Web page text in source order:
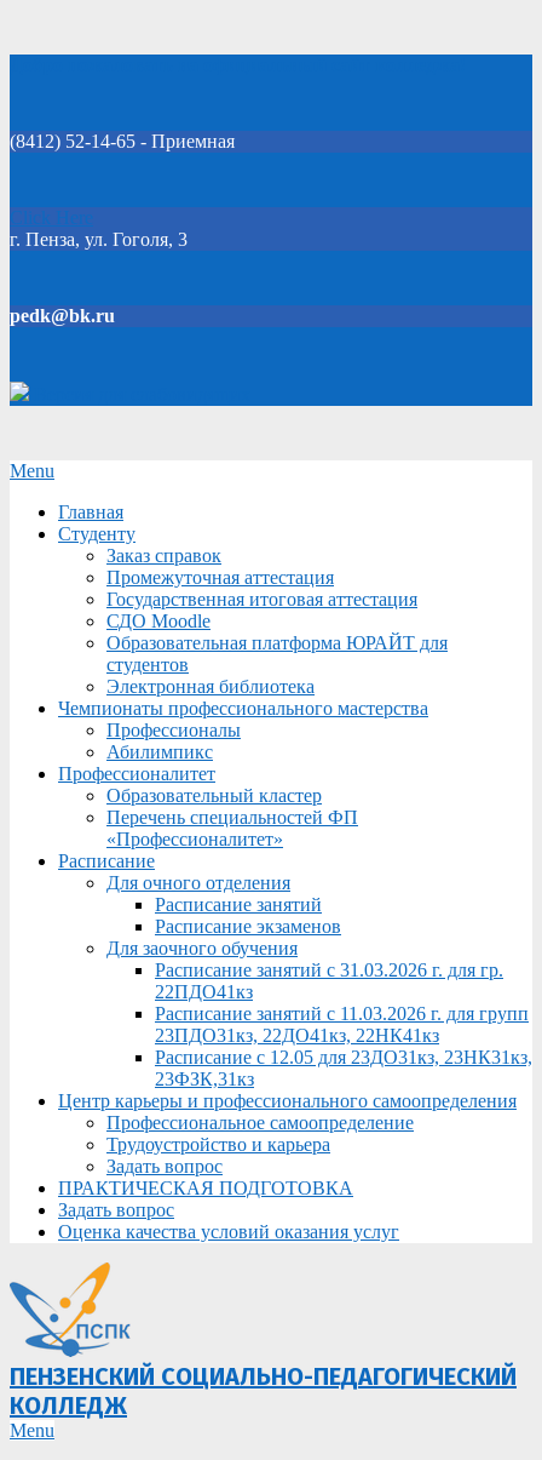
(8412) 52-14-65 - Приемная
Click Here
г. Пенза, ул. Гоголя, 3
pedk@bk.ru
Secondary
Menu
Menu
Главная
Студенту
Заказ справок
Промежуточная аттестация
Государственная итоговая аттестация
СДО Moodle
Образовательная платформа ЮРАЙТ для
студентов
Электронная библиотека
Чемпионаты профессионального мастерства
Профессионалы
Абилимпикс
Профессионалитет
Образовательный кластер
Перечень специальностей ФП
«Профессионалитет»
Расписание
Для очного отделения
Расписание занятий
Расписание экзаменов
Для заочного обучения
Расписание занятий с 31.03.2026 г. для гр.
22ПДО41кз
Расписание занятий с 11.03.2026 г. для групп
23ПДО31кз, 22ДО41кз, 22НК41кз
Расписание с 12.05 для 23ДО31кз, 23НК31кз,
23ФЗК,31кз
Центр карьеры и профессионального самоопределения
Профессиональное самоопределение
Трудоустройство и карьера
Задать вопрос
ПРАКТИЧЕСКАЯ ПОДГОТОВКА
Задать вопрос
Оценка качества условий оказания услуг
ПЕНЗЕНСКИЙ СОЦИАЛЬНО-ПЕДАГОГИЧЕСКИЙ
КОЛЛЕДЖ
Primary
Menu